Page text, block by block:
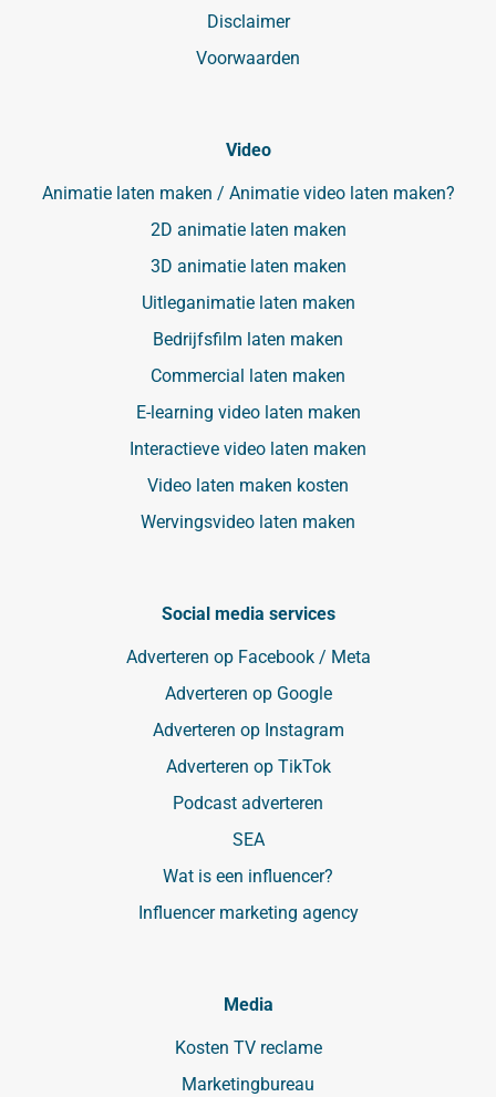
Disclaimer
Voorwaarden
Video
Animatie laten maken / Animatie video laten maken?
2D animatie laten maken
3D animatie laten maken
Uitleganimatie laten maken
Bedrijfsfilm laten maken
Commercial laten maken
E-learning video laten maken
Interactieve video laten maken
Video laten maken kosten
Wervingsvideo laten maken
Social media services
Adverteren op Facebook / Meta
Adverteren op Google
Adverteren op Instagram
Adverteren op TikTok
Podcast adverteren
SEA
Wat is een influencer?
Influencer marketing agency
Media
Kosten TV reclame
Marketingbureau